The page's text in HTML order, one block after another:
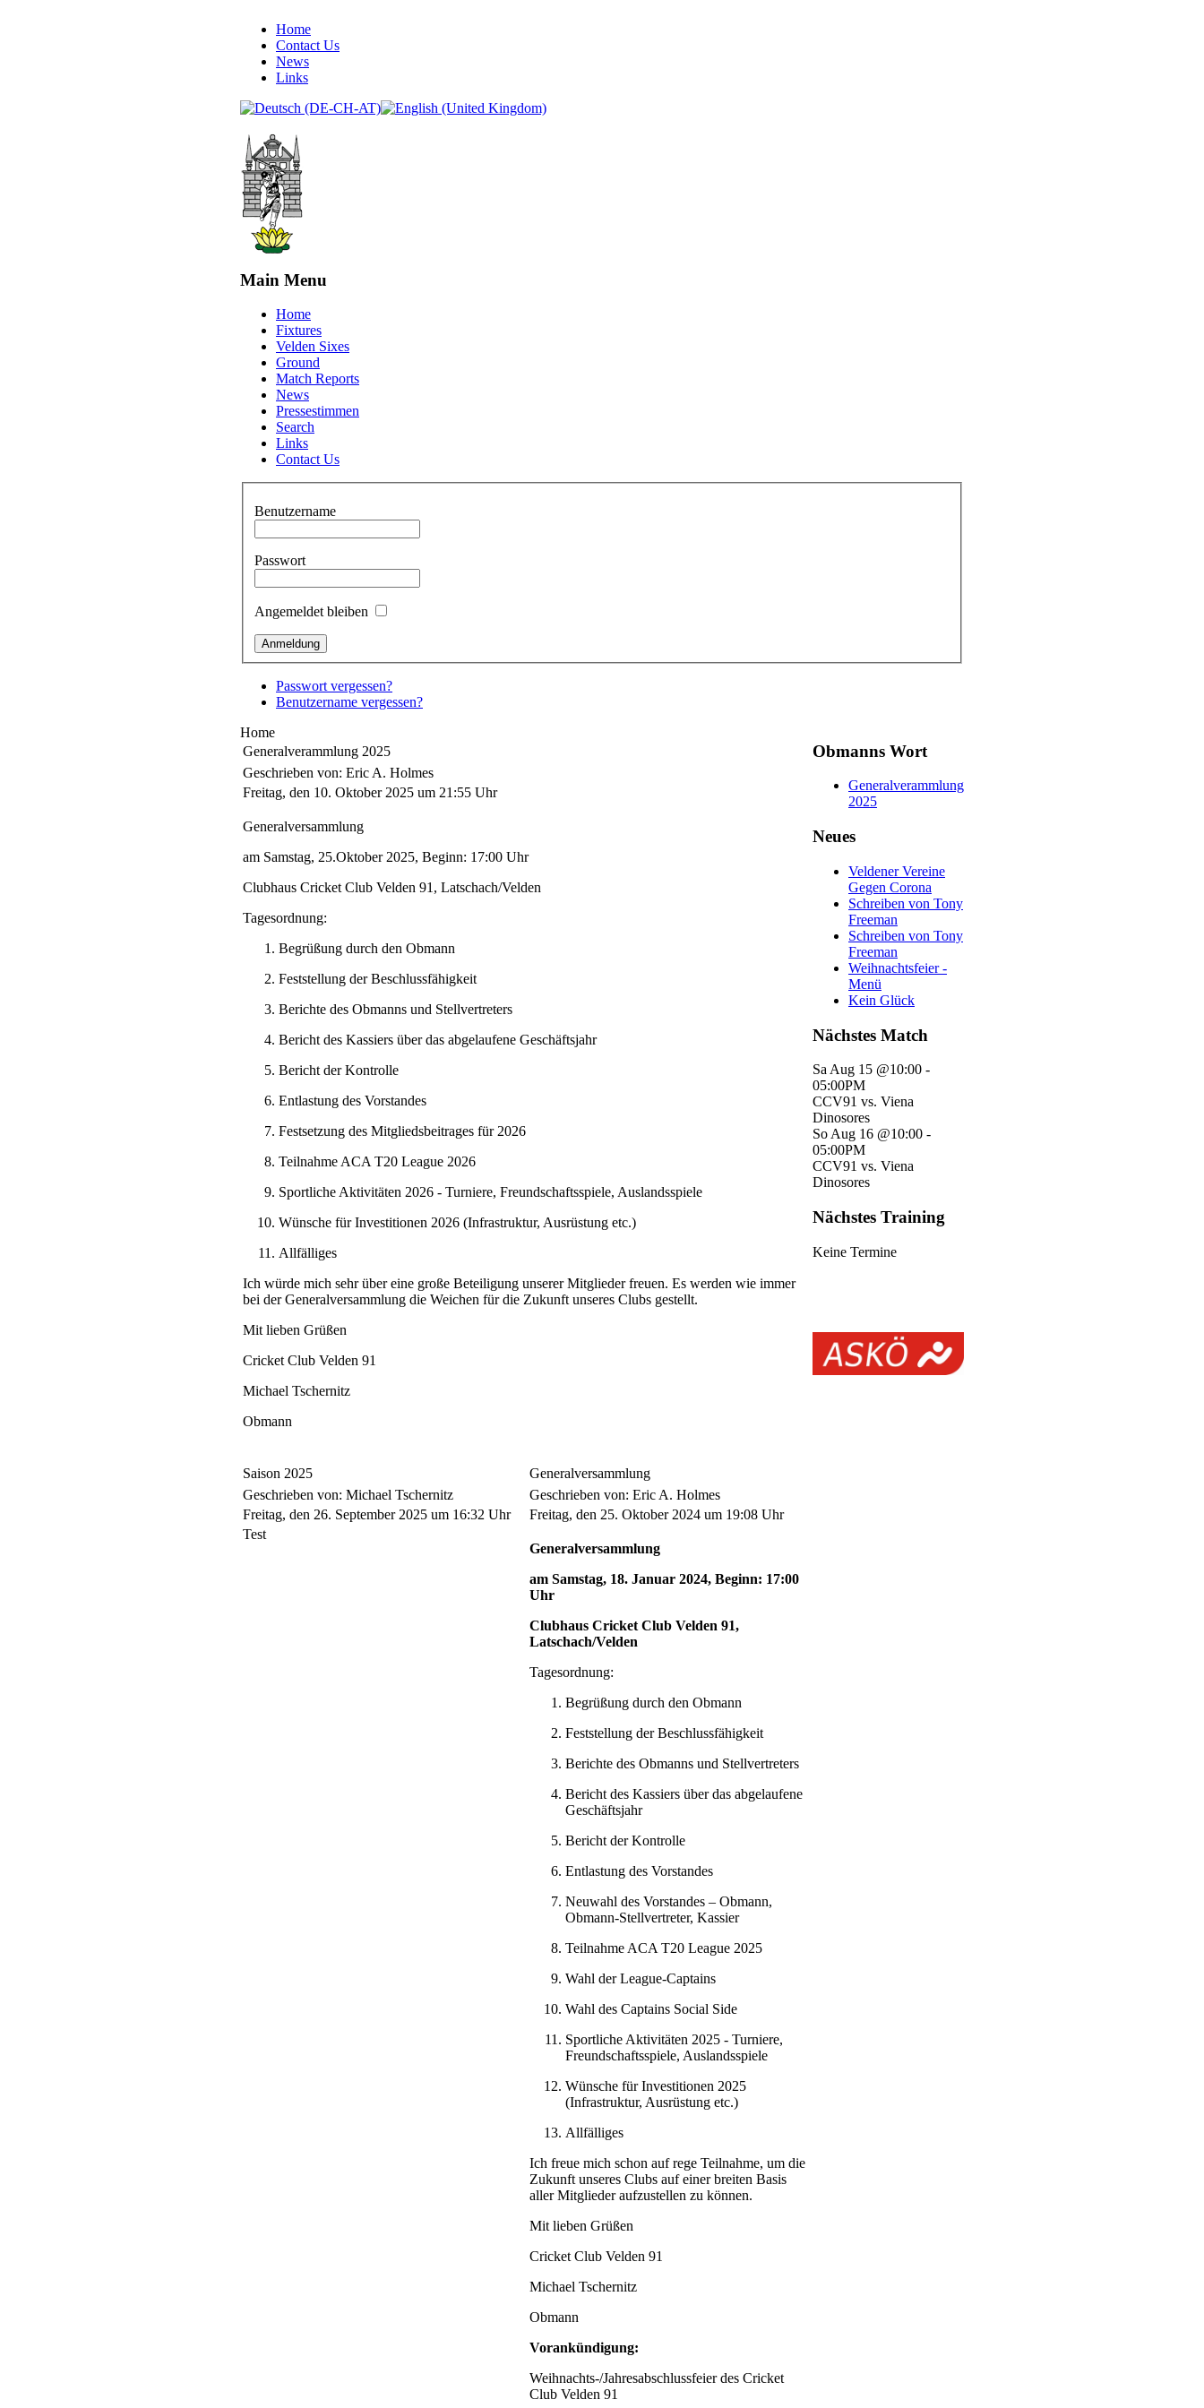
Home
Contact Us
News
Links
Main Menu
Home
Fixtures
Velden Sixes
Ground
Match Reports
News
Pressestimmen
Search
Links
Contact Us
Benutzername
Passwort
Angemeldet bleiben
Passwort vergessen?
Benutzername vergessen?
Home
Generalverammlung 2025
Geschrieben von: Eric A. Holmes
Freitag, den 10. Oktober 2025 um 21:55 Uhr
Generalversammlung
am Samstag, 25.Oktober 2025, Beginn: 17:00 Uhr
Clubhaus Cricket Club Velden 91, Latschach/Velden
Tagesordnung:
Begrüßung durch den Obmann
Feststellung der Beschlussfähigkeit
Berichte des Obmanns und Stellvertreters
Bericht des Kassiers über das abgelaufene Geschäftsjahr
Bericht der Kontrolle
Entlastung des Vorstandes
Festsetzung des Mitgliedsbeitrages für 2026
Teilnahme ACA T20 League 2026
Sportliche Aktivitäten 2026 - Turniere, Freundschaftsspiele, Auslandsspiele
Wünsche für Investitionen 2026 (Infrastruktur, Ausrüstung etc.)
Allfälliges
Ich würde mich sehr über eine große Beteiligung unserer Mitglieder freuen. Es werden wie immer
bei der Generalversammlung die Weichen für die Zukunft unseres Clubs gestellt.
Mit lieben Grüßen
Cricket Club Velden 91
Michael Tschernitz
Obmann
Saison 2025
Geschrieben von: Michael Tschernitz
Freitag, den 26. September 2025 um 16:32 Uhr
Test
Generalversammlung
Geschrieben von: Eric A. Holmes
Freitag, den 25. Oktober 2024 um 19:08 Uhr
Generalversammlung
am Samstag, 18. Januar 2024, Beginn: 17:00
Uhr
Clubhaus Cricket Club Velden 91,
Latschach/Velden
Tagesordnung:
Begrüßung durch den Obmann
Feststellung der Beschlussfähigkeit
Berichte des Obmanns und Stellvertreters
Bericht des Kassiers über das abgelaufene
Geschäftsjahr
Bericht der Kontrolle
Entlastung des Vorstandes
Neuwahl des Vorstandes – Obmann,
Obmann-Stellvertreter, Kassier
Teilnahme ACA T20 League 2025
Wahl der League-Captains
Wahl des Captains Social Side
Sportliche Aktivitäten 2025 - Turniere,
Freundschaftsspiele, Auslandsspiele
Wünsche für Investitionen 2025
(Infrastruktur, Ausrüstung etc.)
Allfälliges
Ich freue mich schon auf rege Teilnahme, um die
Zukunft unseres Clubs auf einer breiten Basis
aller Mitglieder aufzustellen zu können.
Mit lieben Grüßen
Cricket Club Velden 91
Michael Tschernitz
Obmann
Vorankündigung:
Weihnachts-/Jahresabschlussfeier des Cricket
Club Velden 91
Obmanns Wort
Generalverammlung
2025
Neues
Veldener Vereine
Gegen Corona
Schreiben von Tony
Freeman
Schreiben von Tony
Freeman
Weihnachtsfeier -
Menü
Kein Glück
Nächstes Match
Sa Aug 15 @10:00 -
05:00PM
CCV91 vs. Viena
Dinosores
So Aug 16 @10:00 -
05:00PM
CCV91 vs. Viena
Dinosores
Nächstes Training
Keine Termine